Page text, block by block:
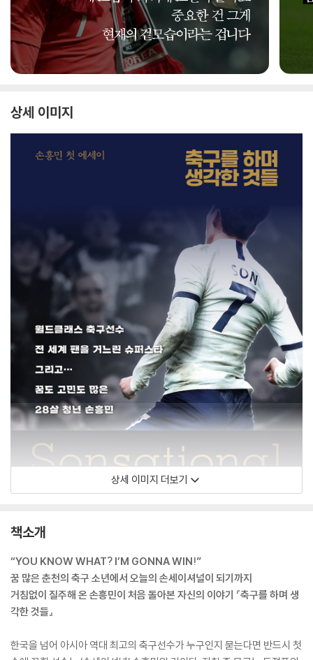
상세 이미지
상세 이미지 더보기
책소개
“YOU KNOW WHAT? I’M GONNA WIN!”
꿈 많은 춘천의 축구 소년에서 오늘의 손세이셔널이 되기까지
거침없이 질주해 온 손흥민이 처음 돌아본 자신의 이야기 『축구를 하며 생
각한 것들』
한국을 넘어 아시아 역대 최고의 축구선수가 누구인지 묻는다면 반드시 첫